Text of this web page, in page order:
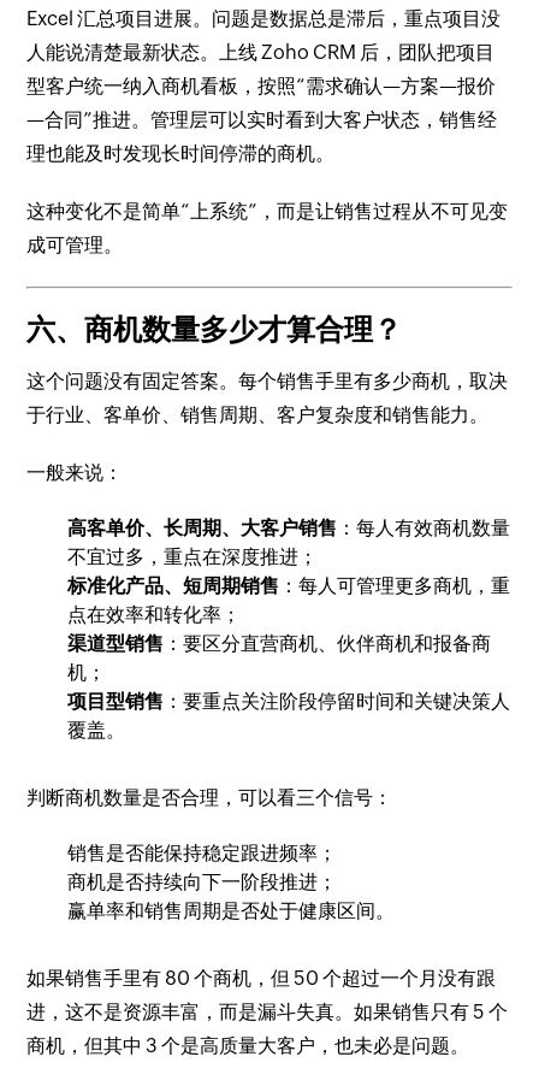
Excel 汇总项目进展。问题是数据总是滞后，重点项目没
人能说清楚最新状态。上线 Zoho CRM 后，团队把项目
型客户统一纳入商机看板，按照“需求确认—方案—报价
—合同”推进。管理层可以实时看到大客户状态，销售经
理也能及时发现长时间停滞的商机。
这种变化不是简单“上系统”，而是让销售过程从不可见变
成可管理。
六、商机数量多少才算合理？
这个问题没有固定答案。每个销售手里有多少商机，取决
于行业、客单价、销售周期、客户复杂度和销售能力。
一般来说：
高客单价、长周期、大客户销售 ：每人有效商机数量
不宜过多，重点在深度推进；
标准化产品、短周期销售 ：每人可管理更多商机，重
点在效率和转化率；
渠道型销售 ：要区分直营商机、伙伴商机和报备商
机；
项目型销售 ：要重点关注阶段停留时间和关键决策人
覆盖。
判断商机数量是否合理，可以看三个信号：
销售是否能保持稳定跟进频率；
商机是否持续向下一阶段推进；
赢单率和销售周期是否处于健康区间。
如果销售手里有 80 个商机，但 50 个超过一个月没有跟
进，这不是资源丰富，而是漏斗失真。如果销售只有 5 个
商机，但其中 3 个是高质量大客户，也未必是问题。